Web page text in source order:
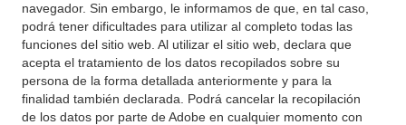
navegador. Sin embargo, le informamos de que, en tal caso,
podrá tener dificultades para utilizar al completo todas las
funciones del sitio web. Al utilizar el sitio web, declara que
acepta el tratamiento de los datos recopilados sobre su
persona de la forma detallada anteriormente y para la
finalidad también declarada. Podrá cancelar la recopilación
de los datos por parte de Adobe en cualquier momento con